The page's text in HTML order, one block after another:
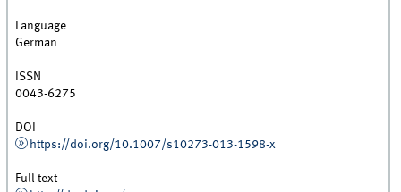
Language
German
ISSN
0043-6275
DOI
https://doi.org/10.1007/s10273-013-1598-x
Full text